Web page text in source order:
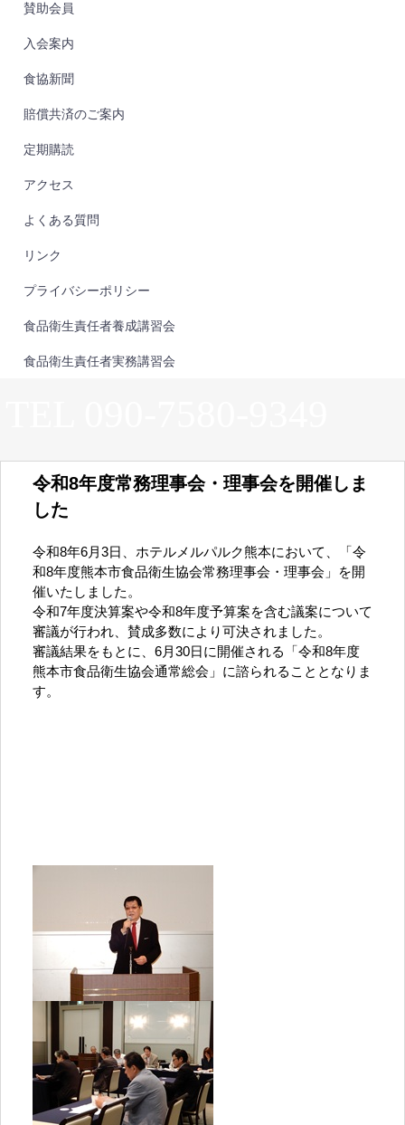
賛助会員
入会案内
食協新聞
賠償共済のご案内
定期購読
アクセス
よくある質問
リンク
プライバシーポリシー
食品衛生責任者養成講習会
食品衛生責任者実務講習会
令和8年度常務理事会・理事会を開催しま
した
令和8年6月3日、ホテルメルパルク熊本において、「令
和8年度熊本市食品衛生協会常務理事会・理事会」を開
催いたしました。
令和7年度決算案や令和8年度予算案を含む議案について
審議が行われ、賛成多数により可決されました。
審議結果をもとに、6月30日に開催される「令和8年度
熊本市食品衛生協会通常総会」に諮られることとなりま
す。